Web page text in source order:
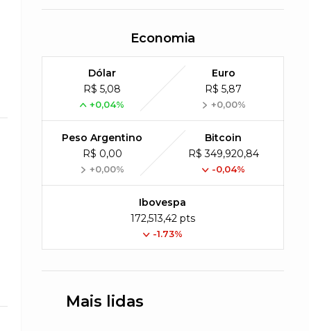
Economia
Dólar
R$ 5,08
+0,04%
Euro
R$ 5,87
+0,00%
Peso Argentino
R$ 0,00
+0,00%
Bitcoin
R$ 349,920,84
-0,04%
Ibovespa
172,513,42 pts
-1.73%
Mais lidas